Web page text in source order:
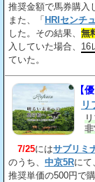
推奨金額で馬券購入
また、「HRIセンチ
した。その結果、 無
入していた場合、 16
ていた。
【
リ
非
7/25にはサブリミ
のうち、 中京5Rにて
推奨単価の500円で